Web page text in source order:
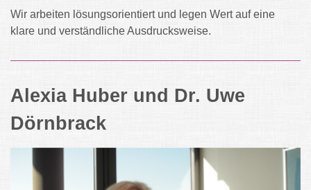
Wir arbeiten lösungsorientiert und legen Wert auf eine
klare und verständliche Ausdrucksweise.
Alexia Huber und Dr. Uwe
Dörnbrack